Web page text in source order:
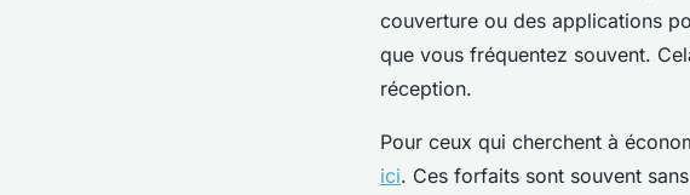
couverture ou des applications
que vous fréquentez souvent.
réception.
Pour ceux qui cherchent à
ici. Ces forfaits sont souvent